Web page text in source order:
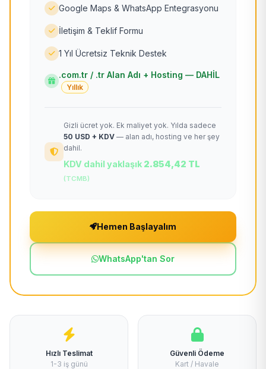
Google Maps & WhatsApp Entegrasyonu
İletişim & Teklif Formu
1 Yıl Ücretsiz Teknik Destek
.com.tr / .tr Alan Adı + Hosting — DAHİL
Yıllık
Gizli ücret yok. Ek maliyet yok. Yılda sadece
50 USD + KDV — alan adı, hosting ve her şey
dahil.
KDV dahil yaklaşık 2.854,42 TL
(TCMB)
Hemen Başlayalım
WhatsApp'tan Sor
Hızlı Teslimat
1-3 iş günü
Güvenli Ödeme
Kart / Havale